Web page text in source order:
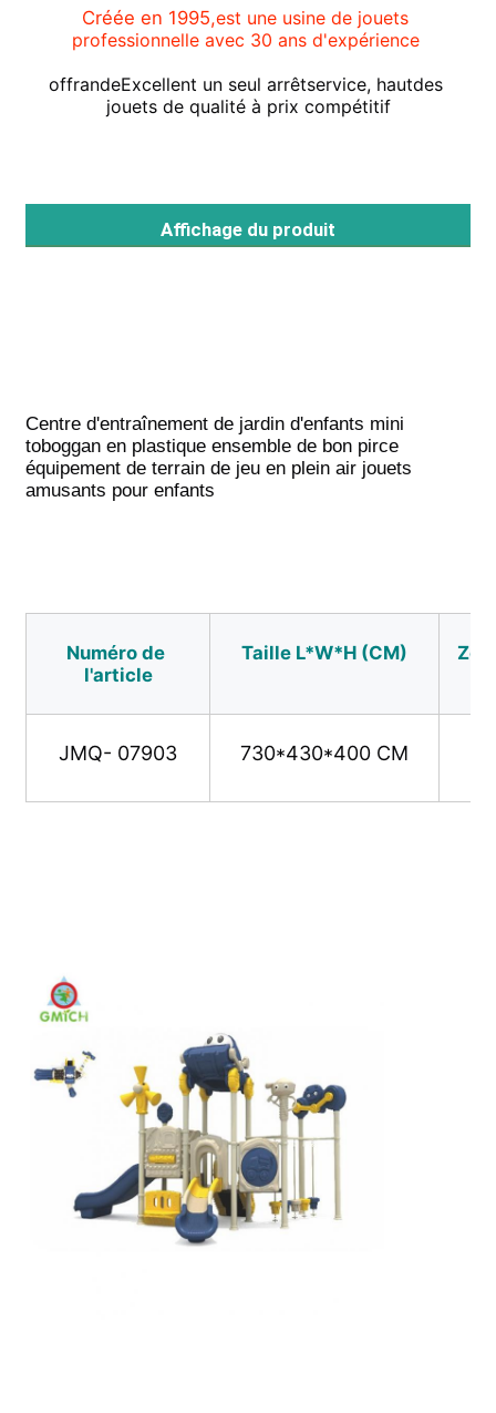
Contrôle qualité
conception de parc aquatique
Des diapositives personnalisées
Les enfants glissent avec un swing
Petit jeu de terrain
Équipement de parc aquatique
Terrain de jeux pour grimper à la corde
Équipement de jeux en bois
Créée en 1995,est une usine de jouets
professionnelle avec 30 ans d'expérience
offrandeExcellent un seul arrêtservice, hautdes
jouets de qualité à prix compétitif
Affichage du produit
Centre d'entraînement de jardin d'enfants mini
toboggan en plastique ensemble de bon pirce
équipement de terrain de jeu en plein air jouets
amusants pour enfants
Numéro de
l'article
Taille L*W*H (CM)
JMQ- 07903 730*430*400 CM